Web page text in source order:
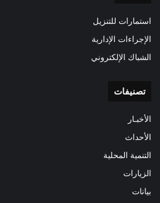
استمارات للتنزيل
الإجراءات الإدارية
الشباك الإلكتروني
تصنيفات
الأخبـار
الأحداث
التنمية المحلية
الزيارات
بيانات